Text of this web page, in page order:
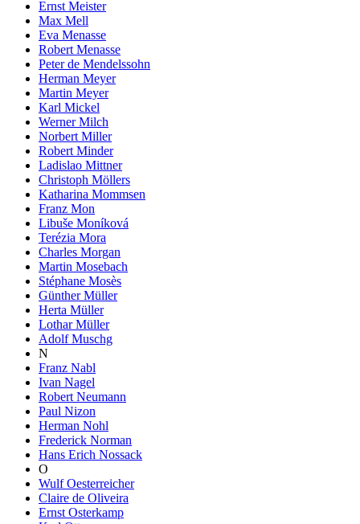
Ernst Meister
Max Mell
Eva Menasse
Robert Menasse
Peter de Mendelssohn
Herman Meyer
Martin Meyer
Karl Mickel
Werner Milch
Norbert Miller
Robert Minder
Ladislao Mittner
Christoph Möllers
Katharina Mommsen
Franz Mon
Libuše Moníková
Terézia Mora
Charles Morgan
Martin Mosebach
Stéphane Mosès
Günther Müller
Herta Müller
Lothar Müller
Adolf Muschg
N
Franz Nabl
Ivan Nagel
Robert Neumann
Paul Nizon
Herman Nohl
Frederick Norman
Hans Erich Nossack
O
Wulf Oesterreicher
Claire de Oliveira
Ernst Osterkamp